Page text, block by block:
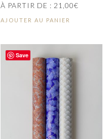
À PARTIR DE : 21,00€
AJOUTER AU PANIER
Save